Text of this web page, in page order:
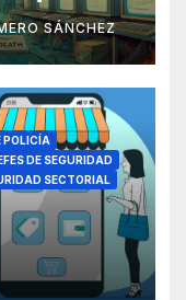
SÁNCHEZ
POLICÍA
DE SEGURIDAD
SECTORIAL